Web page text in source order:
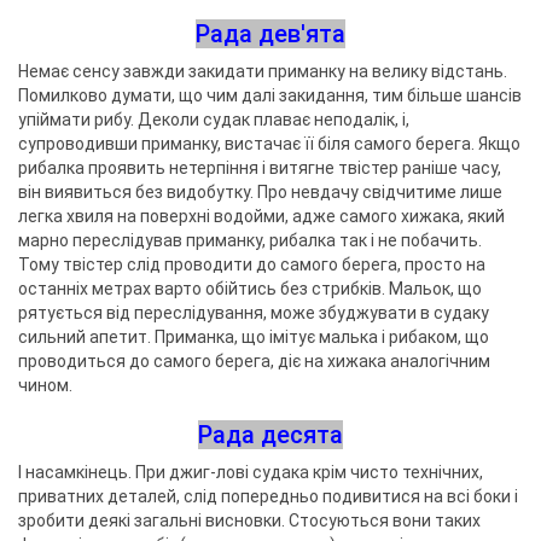
Рада дев'ята
Немає сенсу завжди закидати приманку на велику відстань.
Помилково думати, що чим далі закидання, тим більше шансів
упіймати рибу. Деколи судак плаває неподалік, і,
супроводивши приманку, вистачає її біля самого берега. Якщо
рибалка проявить нетерпіння і витягне твістер раніше часу,
він виявиться без видобутку. Про невдачу свідчитиме лише
легка хвиля на поверхні водойми, адже самого хижака, який
марно переслідував приманку, рибалка так і не побачить.
Тому твістер слід проводити до самого берега, просто на
останніх метрах варто обійтись без стрибків. Мальок, що
рятується від переслідування, може збуджувати в судаку
сильний апетит. Приманка, що імітує малька і рибаком, що
проводиться до самого берега, діє на хижака аналогічним
чином.
Рада десята
І насамкінець. При джиг-лові судака крім чисто технічних,
приватних деталей, слід попередньо подивитися на всі боки і
зробити деякі загальні висновки. Стосуються вони таких